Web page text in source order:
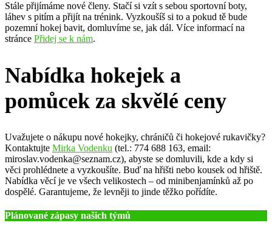
Stále přijímáme nové členy. Stačí si vzít s sebou sportovní boty,
láhev s pitím a přijít na trénink. Vyzkoušíš si to a pokud tě bude
pozemní hokej bavit, domluvíme se, jak dál. Více informací na
stránce Přidej se k nám.
Nabídka hokejek a
pomůcek za skvělé ceny
Uvažujete o nákupu nové hokejky, chráničů či hokejové rukavičky?
Kontaktujte Mirka Vodenku (tel.: 774 688 163, email:
miroslav.vodenka@seznam.cz), abyste se domluvili, kde a kdy si
věci prohlédnete a vyzkoušíte. Buď na hřišti nebo kousek od hřiště.
Nabídka věcí je ve všech velikostech – od minibenjamínků až po
dospělé. Garantujeme, že levněji to jinde těžko pořídíte.
Plánované zápasy našich týmů